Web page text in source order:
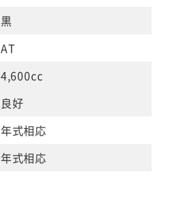
黒
AT
4,600cc
良好
年式相応
年式相応